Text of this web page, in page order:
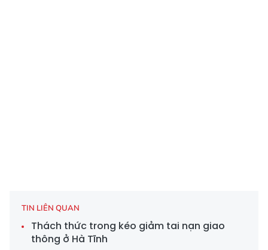
TIN LIÊN QUAN
Thách thức trong kéo giảm tai nạn giao
thông ở Hà Tĩnh